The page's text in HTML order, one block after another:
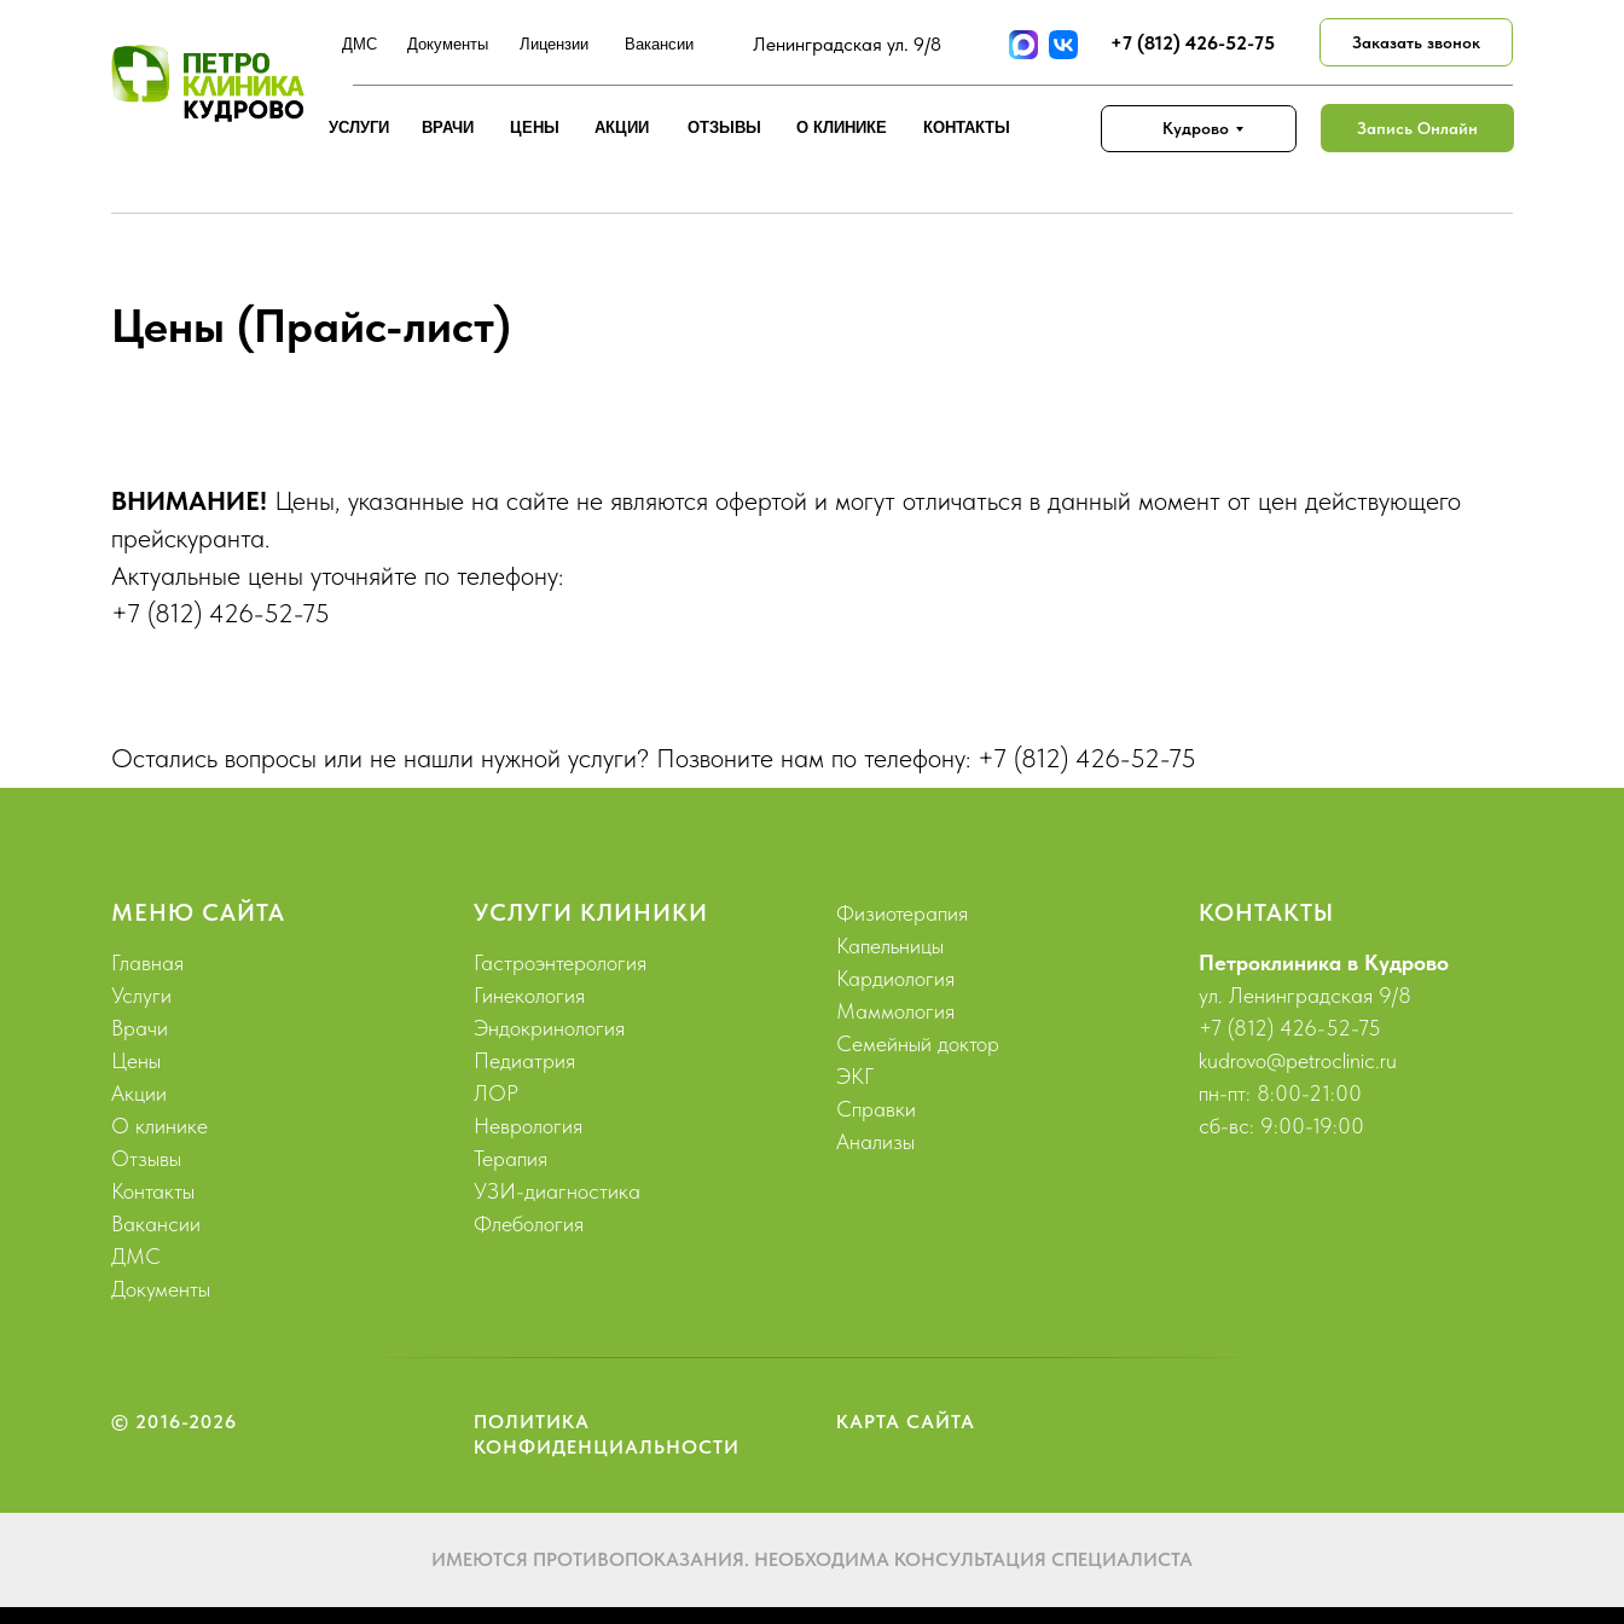
+7 (812) 426-52-75
Запись Онлайн
УСЛУГИ ЦЕНЫ О КЛИНИКЕ КОНТАКТЫ
ОТЗЫВЫ
ВРАЧИ АКЦИИ
ДМС Документы Вакансии
Лицензии Заказать звонок
Кудрово
Ленинградская ул. 9/8
Цены (Прайс-лист)
ВНИМАНИЕ! Цены, указанные на сайте не являются офертой и могут отличаться в данный момент от цен действующего
прейскуранта.
Актуальные цены уточняйте по телефону:
+7 (812) 426-52-75
Остались вопросы или не нашли нужной услуги? Позвоните нам по телефону: +7 (812) 426-52-75
МЕНЮ САЙТА
Главная
Услуги
Врачи
Цены
Акции
О клинике
Отзывы
Контакты
Вакансии
ДМС
Документы
УСЛУГИ КЛИНИКИ
Гастроэнтерология
Гинекология
Эндокринология
Педиатрия
ЛОР
Неврология
Терапия
УЗИ-диагностика
Флебология
Физиотерапия
Капельницы
Кардиология
Маммология
Семейный доктор
ЭКГ
Справки
Анализы
КОНТАКТЫ
Петроклиника в Кудрово
ул. Ленинградская 9/8
+7 (812) 426-52-75
kudrovo@petroclinic.ru
пн-пт: 8:00-21:00
сб-вс: 9:00-19:00
© 2016-2026
ПОЛИТИКА
КОНФИДЕНЦИАЛЬНОСТИ
КАРТА САЙТА
ИМЕЮТСЯ ПРОТИВОПОКАЗАНИЯ. НЕОБХОДИМА КОНСУЛЬТАЦИЯ СПЕЦИАЛИСТА